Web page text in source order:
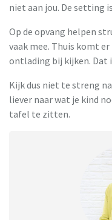
niet aan jou. De setting
Op de opvang helpen
vaak mee. Thuis komt
ontlading bij kijken. Dat
Kijk dus niet te streng
liever naar wat je kind
tafel te zitten.